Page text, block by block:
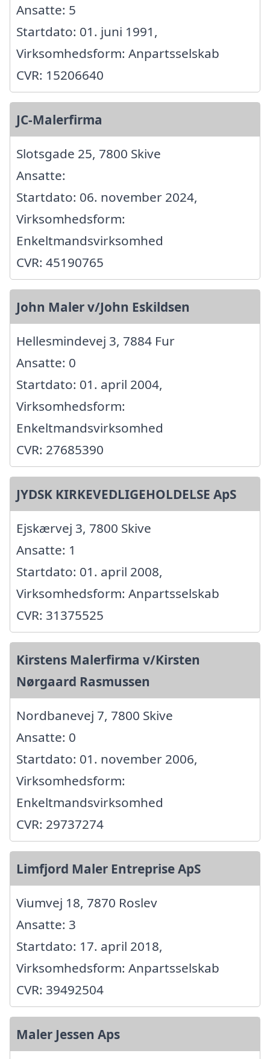
Ansatte: 5
Startdato: 01. juni 1991,
Virksomhedsform: Anpartsselskab
CVR: 15206640
JC-Malerfirma
Slotsgade 25, 7800 Skive
Ansatte:
Startdato: 06. november 2024,
Virksomhedsform:
Enkeltmandsvirksomhed
CVR: 45190765
John Maler v/John Eskildsen
Hellesmindevej 3, 7884 Fur
Ansatte: 0
Startdato: 01. april 2004,
Virksomhedsform:
Enkeltmandsvirksomhed
CVR: 27685390
JYDSK KIRKEVEDLIGEHOLDELSE ApS
Ejskærvej 3, 7800 Skive
Ansatte: 1
Startdato: 01. april 2008,
Virksomhedsform: Anpartsselskab
CVR: 31375525
Kirstens Malerfirma v/Kirsten
Nørgaard Rasmussen
Nordbanevej 7, 7800 Skive
Ansatte: 0
Startdato: 01. november 2006,
Virksomhedsform:
Enkeltmandsvirksomhed
CVR: 29737274
Limfjord Maler Entreprise ApS
Viumvej 18, 7870 Roslev
Ansatte: 3
Startdato: 17. april 2018,
Virksomhedsform: Anpartsselskab
CVR: 39492504
Maler Jessen Aps